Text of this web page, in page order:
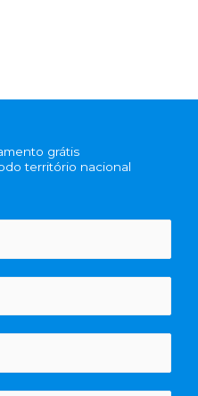
grátis
território nacional